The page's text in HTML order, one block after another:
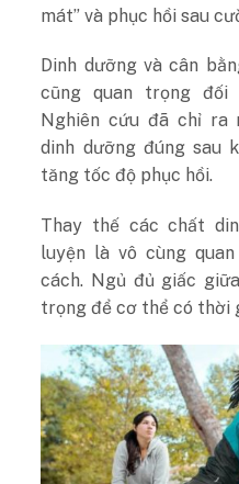
mát” và phục hồi sau
Dinh dưỡng và cân
cũng quan trọng
Nghiên cứu đã chỉ ra
dinh dưỡng đúng sau
tăng tốc độ phục hồi.
Thay thế các chất
luyện là vô cùng
cách. Ngủ đủ giấc
trọng để cơ thể có thời